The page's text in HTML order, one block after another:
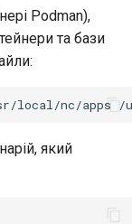
Podman),
та бази
local/nc/apps /
який